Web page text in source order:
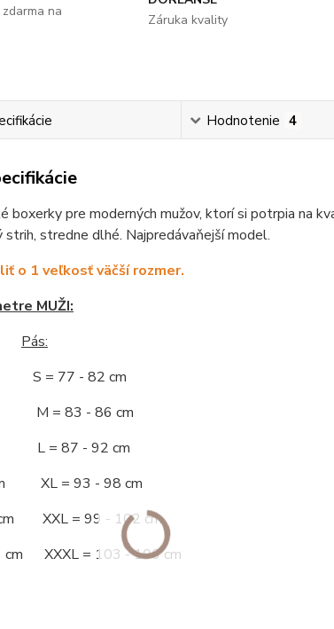
na
Záruka kvality
Hodnotenie 4
boxerky pre moderných mužov, ktorí si potrpia na
strih, stredne dlhé. Najpredávaňejší model.
o 1 veľkosť väčší rozmer.
MUŽI:
Pás:
S = 77 - 82 cm
M = 83 - 86 cm
L = 87 - 92 cm
XL = 93 - 98 cm
XXL = 99 - 102 cm
cm XXXL = 103 - 106 cm